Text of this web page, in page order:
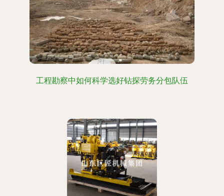
工程勘察中如何科学选好钻探劳务分包队伍